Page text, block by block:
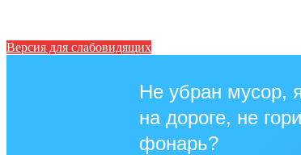
Версия для слабовидящих
Не убран мусор,
на дороге, не
фонарь?